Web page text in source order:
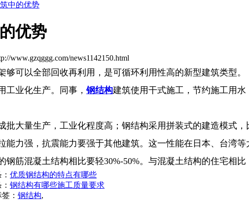
中的优势
优势
www.gzqggg.com/news1142150.html
够可以全部回收再利用，是可循环利用性高的新型建筑类型。
工业化生产。同事，钢结构建筑使用干式施工，节约施工用
批大量生产，工业化程度高；钢结构采用拼装式的建造模式，
能力强，抗震能力要强于其他建筑。这一性能在日本、台湾等
筋混凝土结构相比要轻30%-50%。与混凝土结构的住宅相
优质钢结构的特点有哪些
钢结构有哪些施工质量要求
： 钢结构,